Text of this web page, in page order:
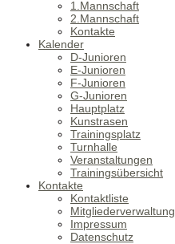
1.Mannschaft
2.Mannschaft
Kontakte
Kalender
D-Junioren
E-Junioren
F-Junioren
G-Junioren
Hauptplatz
Kunstrasen
Trainingsplatz
Turnhalle
Veranstaltungen
Trainingsübersicht
Kontakte
Kontaktliste
Mitgliederverwaltung
Impressum
Datenschutz